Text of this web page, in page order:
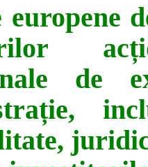
europene
de